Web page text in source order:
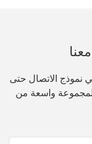
نموذج الاتصال حتى
واسعة من